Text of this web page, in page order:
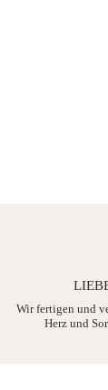
Wir fertigen und
Herz und